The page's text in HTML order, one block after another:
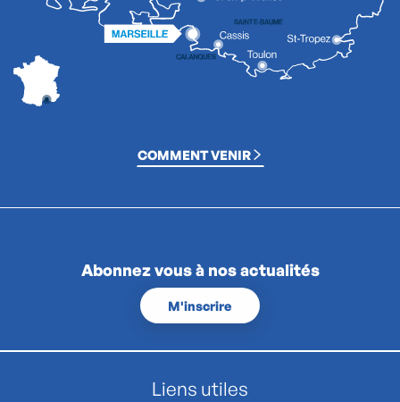
COMMENT VENIR
Abonnez vous à nos actualités
M'inscrire
Liens utiles